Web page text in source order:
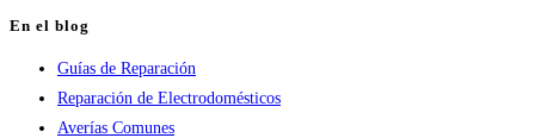
En el blog
Guías de Reparación
Reparación de Electrodomésticos
Averías Comunes